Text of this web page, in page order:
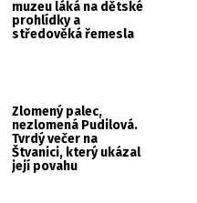
muzeu láká na dětské
prohlídky a
středověká řemesla
Zlomený palec,
nezlomená Pudilová.
Tvrdý večer na
Štvanici, který ukázal
její povahu